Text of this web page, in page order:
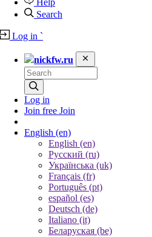
Help
Search
Log in `
nickfw.ru
Log in
Join free Join
English (en)
English (en)
Русский (ru)
Українська (uk)
Français (fr)
Português (pt)
español (es)
Deutsch (de)
Italiano (it)
Беларуская (be)